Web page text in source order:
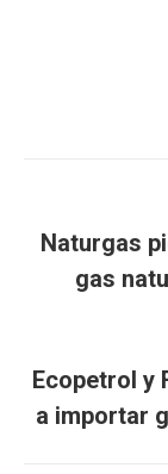
entre
Naturgas
gas
Ecopetrol y
a importar